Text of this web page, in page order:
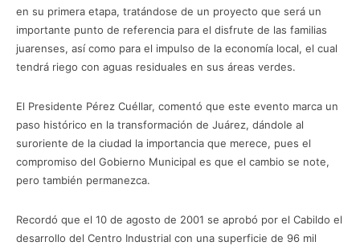
en su primera etapa, tratándose de un proyecto que será un
importante punto de referencia para el disfrute de las familias
juarenses, así como para el impulso de la economía local, el cual
tendrá riego con aguas residuales en sus áreas verdes.
El Presidente Pérez Cuéllar, comentó que este evento marca un
paso histórico en la transformación de Juárez, dándole al
suroriente de la ciudad la importancia que merece, pues el
compromiso del Gobierno Municipal es que el cambio se note,
pero también permanezca.
Recordó que el 10 de agosto de 2001 se aprobó por el Cabildo el
desarrollo del Centro Industrial con una superficie de 96 mil